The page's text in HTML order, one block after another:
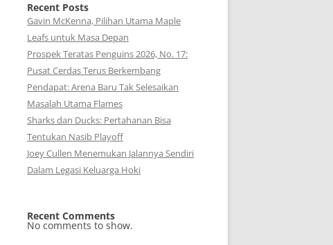
Recent Posts
Gavin McKenna, Pilihan Utama Maple
Leafs untuk Masa Depan
Prospek Teratas Penguins 2026, No. 17:
Pusat Cerdas Terus Berkembang
Pendapat: Arena Baru Tak Selesaikan
Masalah Utama Flames
Sharks dan Ducks: Pertahanan Bisa
Tentukan Nasib Playoff
Joey Cullen Menemukan Jalannya Sendiri
Dalam Legasi Keluarga Hoki
Recent Comments
No comments to show.